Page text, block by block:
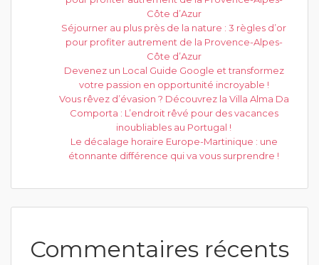
Côte d’Azur
Séjourner au plus près de la nature : 3 règles d’or
pour profiter autrement de la Provence-Alpes-
Côte d’Azur
Devenez un Local Guide Google et transformez
votre passion en opportunité incroyable !
Vous rêvez d’évasion ? Découvrez la Villa Alma Da
Comporta : L’endroit rêvé pour des vacances
inoubliables au Portugal !
Le décalage horaire Europe-Martinique : une
étonnante différence qui va vous surprendre !
Commentaires récents